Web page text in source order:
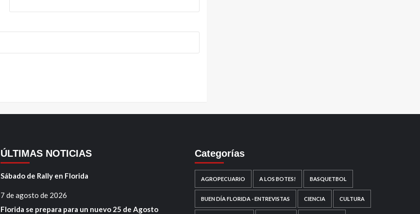
ÚLTIMAS NOTICIAS
Sábado de Rally en Florida
7 de agosto de 2026
Florida se prepara para un nuevo 25 de Agosto
Categorías
AGROPECUARIO A LOS BOTES! BASQUETBOL
BUEN DÍA FLORIDA - ENTREVISTAS CIENCIA CULTURA